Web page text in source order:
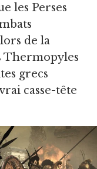
les Perses
de la
Thermopyles
grecs
casse-tête